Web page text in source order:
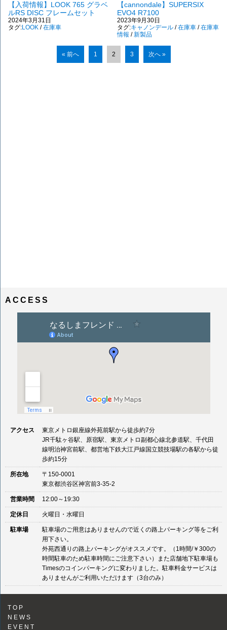
【入荷情報】LOOK 765 グラベ
ルRS DISC フレームセット
2024年3月31日
タグ:LOOK/在庫車
【cannondale】SUPERSIX
EVO4 R7100
2023年9月30日
タグ:キャノンデール/在庫車/在庫車
情報 /新製品
« 前へ 1 2 3 次へ »
ACCESS
アクセス
東京メトロ銀座線外苑前駅から徒歩約7分
JR千駄ヶ谷駅、原宿駅、東京メトロ副都心線北参道駅、千代田
線明治神宮前駅、都営地下鉄大江戸線国立競技場駅の各駅から徒
歩約15分
所在地
〒150-0001
東京都渋谷区神宮前3-35-2
営業時間 12:00～19:30
定休日 火曜日・水曜日
駐車場
駐車場のご用意はありませんので近くの路上パーキング等をご利
用下さい。
外苑西通りの路上パーキングがオススメです。（1時間/￥300の
時間駐車のため駐車時間にご注意下さい）また店舗地下駐車場も
Timesのコインパーキングに変わりました。駐車料金サービスは
ありませんがご利用いただけます（3台のみ）
TOP
NEWS
EVENT